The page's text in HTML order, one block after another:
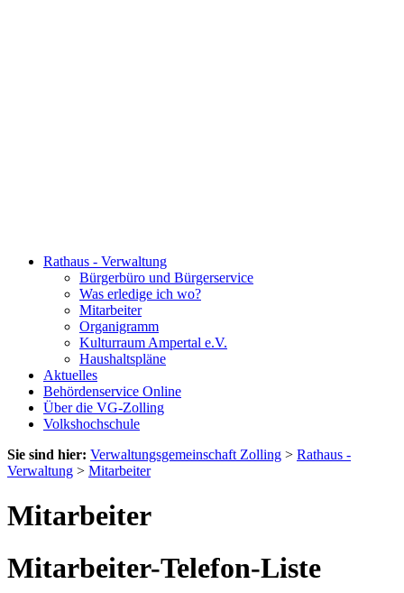
Rathaus - Verwaltung
Bürgerbüro und Bürgerservice
Was erledige ich wo?
Mitarbeiter
Organigramm
Kulturraum Ampertal e.V.
Haushaltspläne
Aktuelles
Behördenservice Online
Über die VG-Zolling
Volkshochschule
Sie sind hier: Verwaltungsgemeinschaft Zolling > Rathaus -
Verwaltung > Mitarbeiter
Mitarbeiter
Mitarbeiter-Telefon-Liste